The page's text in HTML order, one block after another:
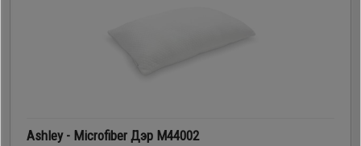
Ashley - Microfiber Дэр M44002